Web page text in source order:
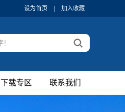
设为首页 加入收藏
下载专区 联系我们